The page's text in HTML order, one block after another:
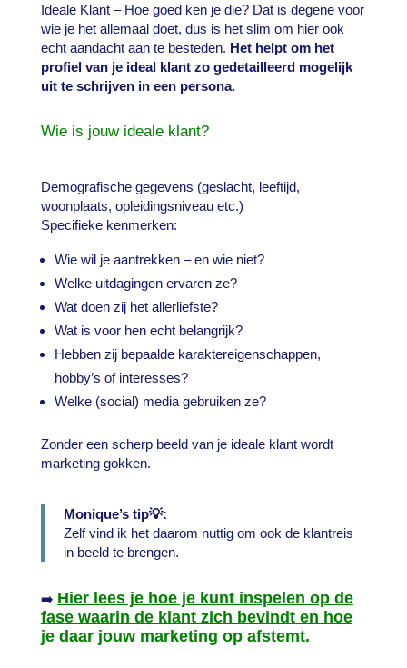
Ideale Klant – Hoe goed ken je die? Dat is degene voor
wie je het allemaal doet, dus is het slim om hier ook
echt aandacht aan te besteden. Het helpt om het
profiel van je ideal klant zo gedetailleerd mogelijk
uit te schrijven in een persona.
Wie is jouw ideale klant?
Demografische gegevens (geslacht, leeftijd,
woonplaats, opleidingsniveau etc.)
Specifieke kenmerken:
Wie wil je aantrekken – en wie niet?
Welke uitdagingen ervaren ze?
Wat doen zij het allerliefste?
Wat is voor hen echt belangrijk?
Hebben zij bepaalde karaktereigenschappen,
hobby’s of interesses?
Welke (social) media gebruiken ze?
Zonder een scherp beeld van je ideale klant wordt
marketing gokken.
Monique’s tip💡:
Zelf vind ik het daarom nuttig om ook de klantreis
in beeld te brengen.
➡️ Hier lees je hoe je kunt inspelen op de
fase waarin de klant zich bevindt en hoe
je daar jouw marketing op afstemt.